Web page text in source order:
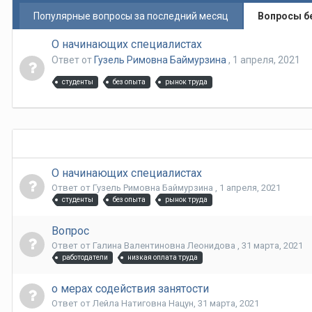
Популярные вопросы за последний месяц Вопросы
О начинающих специалистах
Ответ от Гузель Римовна Баймурзина , 1 апреля, 2021
студенты без опыта рынок труда
О начинающих специалистах
Ответ от Гузель Римовна Баймурзина , 1 апреля, 2021
студенты без опыта рынок труда
Вопрос
Ответ от Галина Валентиновна Леонидова , 31 марта, 2021
работодатели низкая оплата труда
о мерах содействия занятости
Ответ от Лейла Натиговна Нацун, 31 марта, 2021